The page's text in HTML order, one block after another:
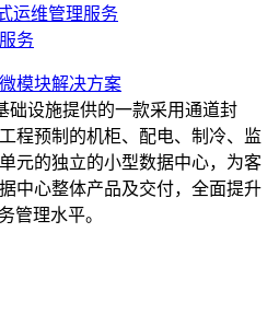
运维管理服务
务
微模块解决方案
础设施提供的一款采用通道封
程预制的机柜、配电、制冷、监
元的独立的小型数据中心，为客
中心整体产品及交付，全面提升
管理水平。